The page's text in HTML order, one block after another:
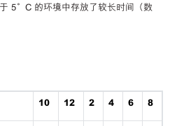
5°C 的环境中存放了较长时间（数
10 12 2 4 6 8